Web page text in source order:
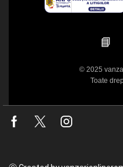
📘
© 2025
Toate
Facebook
Twitter